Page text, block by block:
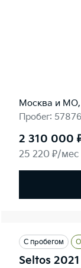
Москва и
Пробег:
2 310 000
25 220 ₽/мес
С пробегом
Seltos 2021